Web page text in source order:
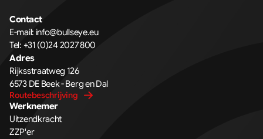
Contact
E-mail: info@bullseye.eu
Tel: +31 (0)24 2027 800
Adres
Rijksstraatweg 126
6573 DE Beek - Berg en Dal
Routebeschrijving
Werknemer
Uitzendkracht
ZZP'er